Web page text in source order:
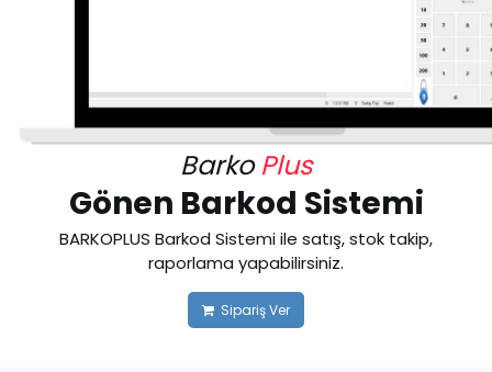
BarkoPlus
Gönen Barkod Sistemi
BARKOPLUS Barkod Sistemi ile satış, stok takip,
raporlama yapabilirsiniz.
Sipariş Ver